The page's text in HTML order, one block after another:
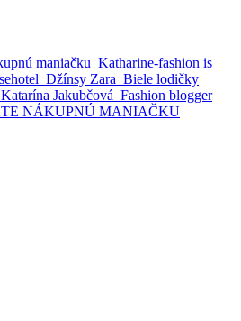
NÁKUPNÚ MANIAČKU